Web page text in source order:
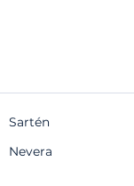
Sartén
Nevera